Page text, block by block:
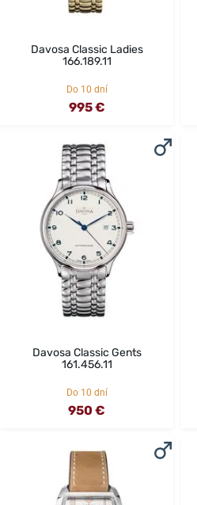
Davosa Classic Ladies
166.189.11
Do 10 dní
995 €
Davosa Classic Gents
161.456.11
Do 10 dní
950 €